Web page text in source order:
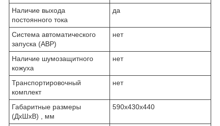
Наличие выхода
постоянного тока
да
Система автоматического
запуска (АВР)
нет
Наличие шумозащитного
кожуха
нет
Транспортировочный
комплект
нет
Габаритные размеры
(ДхШхВ) , мм
590x430x440